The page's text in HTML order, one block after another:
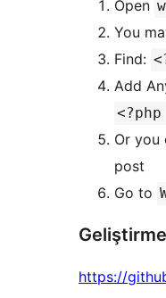
Open
You
Find:
Add
Or you
post
Go to
Geliştirme
https://